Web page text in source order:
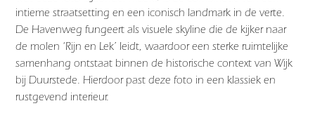
intieme straatsetting en een iconisch landmark in de verte.
De Havenweg fungeert als visuele skyline die de kijker naar
de molen ‘Rijn en Lek’ leidt, waardoor een sterke ruimtelijke
samenhang ontstaat binnen de historische context van Wijk
bij Duurstede. Hierdoor past deze foto in een klassiek en
rustgevend interieur.